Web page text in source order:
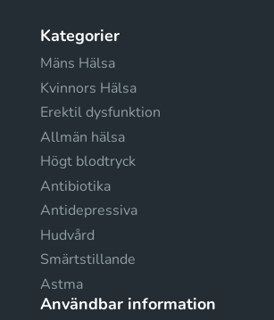
Kategorier
Mäns Hälsa
Kvinnors Hälsa
Erektil dysfunktion
Allmän hälsa
Högt blodtryck
Antibiotika
Antidepressiva
Hudvård
Smärtstillande
Astma
Användbar information